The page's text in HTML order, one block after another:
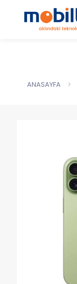
ANASAYFA